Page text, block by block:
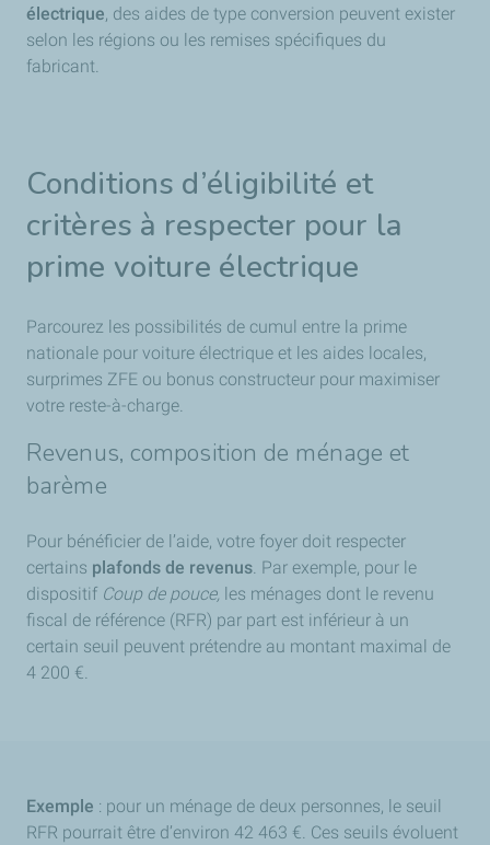
électrique, des aides de type conversion peuvent exister
selon les régions ou les remises spécifiques du
fabricant.
Conditions d’éligibilité et
critères à respecter pour la
prime voiture électrique
Parcourez les possibilités de cumul entre la prime
nationale pour voiture électrique et les aides locales,
surprimes ZFE ou bonus constructeur pour maximiser
votre reste-à-charge.
Revenus, composition de ménage et
barème
Pour bénéficier de l’aide, votre foyer doit respecter
certains plafonds de revenus. Par exemple, pour le
dispositif Coup de pouce, les ménages dont le revenu
fiscal de référence (RFR) par part est inférieur à un
certain seuil peuvent prétendre au montant maximal de
4 200 €.
Exemple : pour un ménage de deux personnes, le seuil
RFR pourrait être d’environ 42 463 €. Ces seuils évoluent